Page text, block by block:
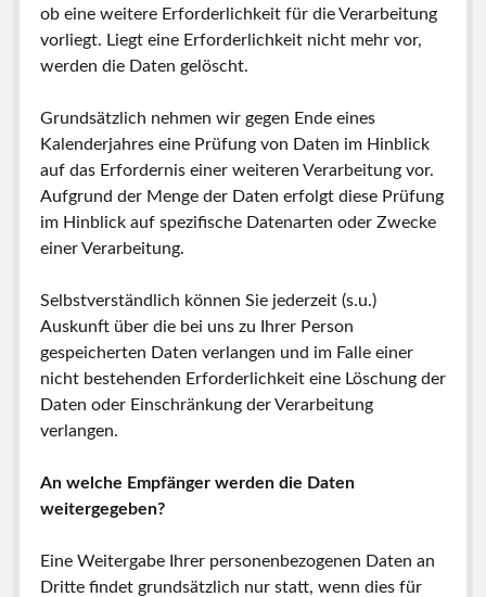
ob eine weitere Erforderlichkeit für die Verarbeitung
vorliegt. Liegt eine Erforderlichkeit nicht mehr vor,
werden die Daten gelöscht.
Grundsätzlich nehmen wir gegen Ende eines
Kalenderjahres eine Prüfung von Daten im Hinblick
auf das Erfordernis einer weiteren Verarbeitung vor.
Aufgrund der Menge der Daten erfolgt diese Prüfung
im Hinblick auf spezifische Datenarten oder Zwecke
einer Verarbeitung.
Selbstverständlich können Sie jederzeit (s.u.)
Auskunft über die bei uns zu Ihrer Person
gespeicherten Daten verlangen und im Falle einer
nicht bestehenden Erforderlichkeit eine Löschung der
Daten oder Einschränkung der Verarbeitung
verlangen.
An welche Empfänger werden die Daten
weitergegeben?
Eine Weitergabe Ihrer personenbezogenen Daten an
Dritte findet grundsätzlich nur statt, wenn dies für